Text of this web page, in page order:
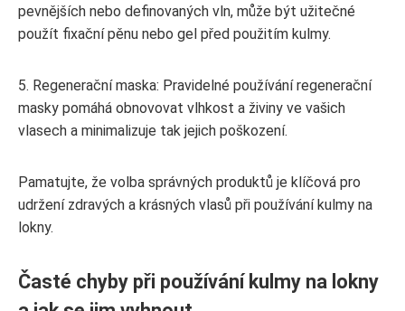
pevnějších nebo definovaných vln, může být užitečné
použít fixační pěnu nebo gel před použitím kulmy.
5. Regenerační maska: Pravidelné používání regenerační
masky pomáhá obnovovat vlhkost a živiny ve vašich
vlasech a minimalizuje tak jejich poškození.
Pamatujte, že volba správných produktů je klíčová pro
udržení zdravých a krásných vlasů při používání kulmy na
lokny.
Časté chyby při používání kulmy na lokny